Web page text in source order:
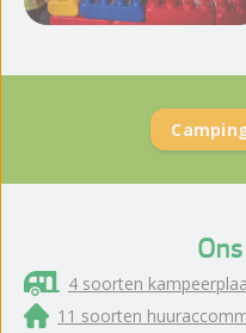
4 soorten
11 soorten